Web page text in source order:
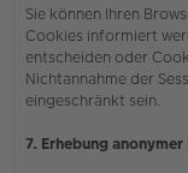
Sie können Ihren
Cookies informiert
entscheiden oder
Nichtannahme der
eingeschränkt sein.
7. Erhebung